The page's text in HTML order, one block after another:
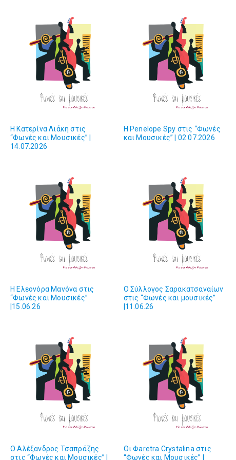
H Κατερίνα Λιάκη στις
“Φωνές και Μουσικές” |
14.07.2026
H Penelope Spy στις “Φωνές
και Μουσικές” | 02.07.2026
Η Ελεονόρα Μανόνα στις
“Φωνές και Μουσικές”
|15.06.26
Ο Σύλλογος Σαρακατσαναίων
στις “Φωνές και μουσικές”
|11.06.26
O Αλέξανδρος Τσαπράζης
στις “Φωνές και Μουσικές” |
Οι Φaretra Crystalina στις
“Φωνές και Mουσικές” |